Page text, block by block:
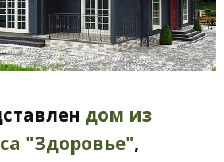
дом из
"Здоровье",